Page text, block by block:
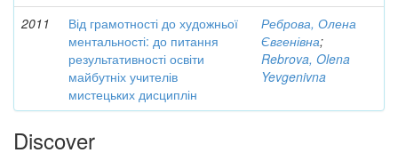
2011
Від грамотності до художньої
ментальності: до питання
результативності освіти
майбутніх учителів
мистецьких дисциплін
Реброва, Олена
Євгенівна;
Rebrova, Olena
Yevgenivna
Discover